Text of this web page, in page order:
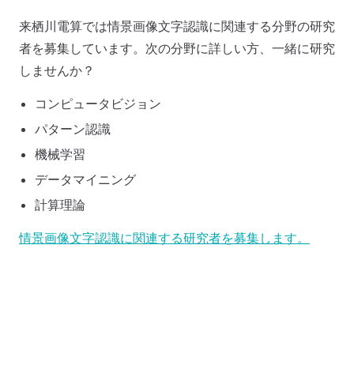
来栖川電算では情景画像文字認識に関連する分野の研究
者を募集しています。次の分野に詳しい方、一緒に研究
しませんか？
コンピュータビジョン
パターン認識
機械学習
データマイニング
計算理論
情景画像文字認識に関連する研究者を募集します。